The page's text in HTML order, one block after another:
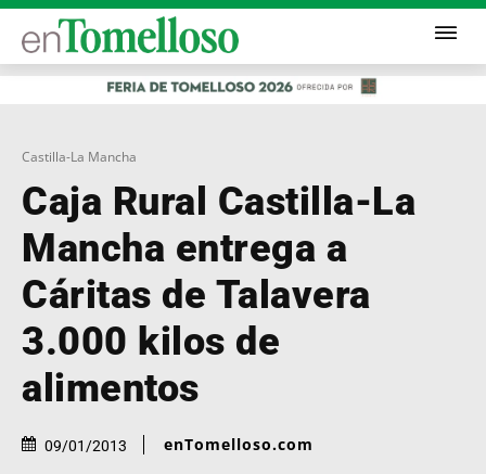
Castilla-La Mancha
Caja Rural Castilla-La
Mancha entrega a
Cáritas de Talavera
3.000 kilos de
alimentos
09/01/2013 enTomelloso.com